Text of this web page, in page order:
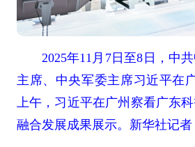
2025年11月7日至8日，中
主席、中央军委主席习近平在
上午，习近平在广州察看广东
融合发展成果展示。新华社记